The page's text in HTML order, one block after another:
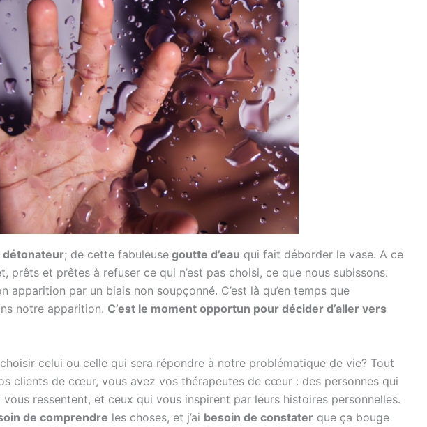
détonateur; de cette fabuleuse goutte d’eau qui fait déborder le vase. A ce
prêts et prêtes à refuser ce qui n’est pas choisi, ce que nous subissons.
apparition par un biais non soupçonné. C’est là qu’en temps que
notre apparition. C’est le moment opportun pour décider d’aller vers
celui ou celle qui sera répondre à notre problématique de vie? Tout
clients de cœur, vous avez vos thérapeutes de cœur : des personnes qui
ressentent, et ceux qui vous inspirent par leurs histoires personnelles.
de comprendre les choses, et j’ai besoin de constater que ça bouge